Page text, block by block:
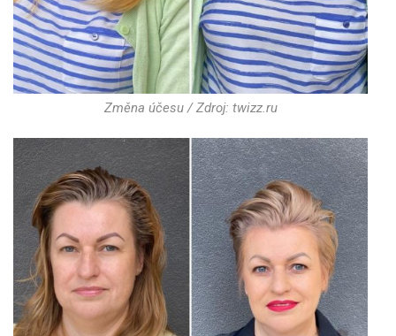
Změna účesu / Zdroj: twizz.ru